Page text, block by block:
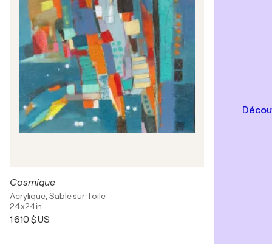
Cosmique
Acrylique, Sable sur Toile
24x24in
1 610 $US